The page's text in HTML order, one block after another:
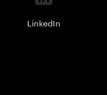
LinkedIn